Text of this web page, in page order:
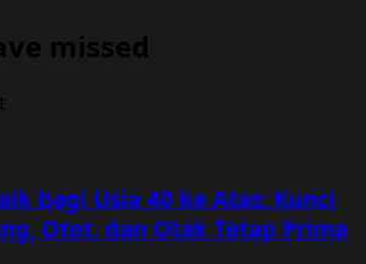
missed
bagi Usia 40 ke Atas: Kunci
Otot, dan Otak Tetap Prima